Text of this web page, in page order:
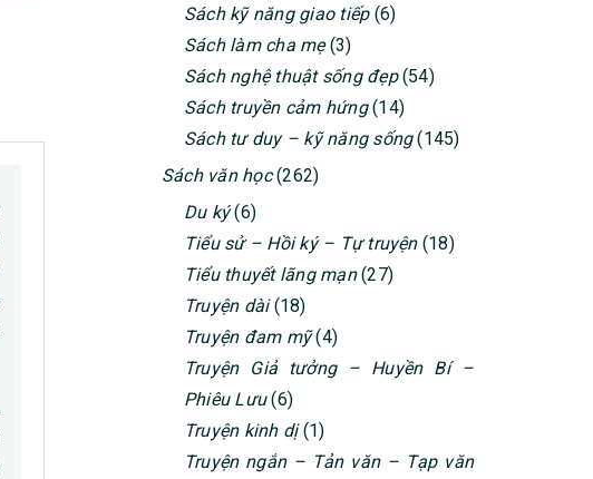
Sách kỹ năng giao tiếp(6)
Sách làm cha mẹ(3)
Sách nghệ thuật sống đẹp(54)
Sách truyền cảm hứng(14)
Sách tư duy – kỹ năng sống(145)
Sách văn học(262)
Du ký(6)
Tiểu sử – Hồi ký – Tự truyện(18)
Tiểu thuyết lãng mạn(27)
Truyện dài(18)
Truyện đam mỹ(4)
Truyện Giả tưởng – Huyền Bí –
Phiêu Lưu(6)
Truyện kinh dị(1)
Truyện ngắn – Tản văn – Tạp văn